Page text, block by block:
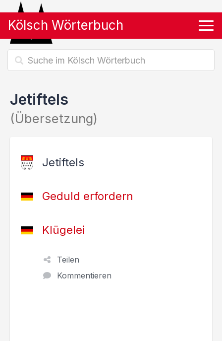
Kölsch Wörterbuch
Jetiftels
(Übersetzung)
Jetiftels
Geduld erfordern
Klügelei
Teilen
Kommentieren